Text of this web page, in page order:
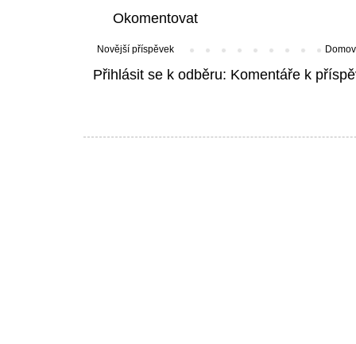
Okomentovat
Novější příspěvek
Přihlásit se k odběru: Komentáře k